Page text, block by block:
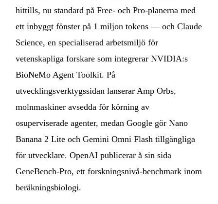
hittills, nu standard på Free- och Pro-planerna med
ett inbyggt fönster på 1 miljon tokens — och Claude
Science, en specialiserad arbetsmiljö för
vetenskapliga forskare som integrerar NVIDIA:s
BioNeMo Agent Toolkit. På
utvecklingsverktygssidan lanserar Amp Orbs,
molnmaskiner avsedda för körning av
osuperviserade agenter, medan Google gör Nano
Banana 2 Lite och Gemini Omni Flash tillgängliga
för utvecklare. OpenAI publicerar å sin sida
GeneBench-Pro, ett forskningsnivå-benchmark inom
beräkningsbiologi.